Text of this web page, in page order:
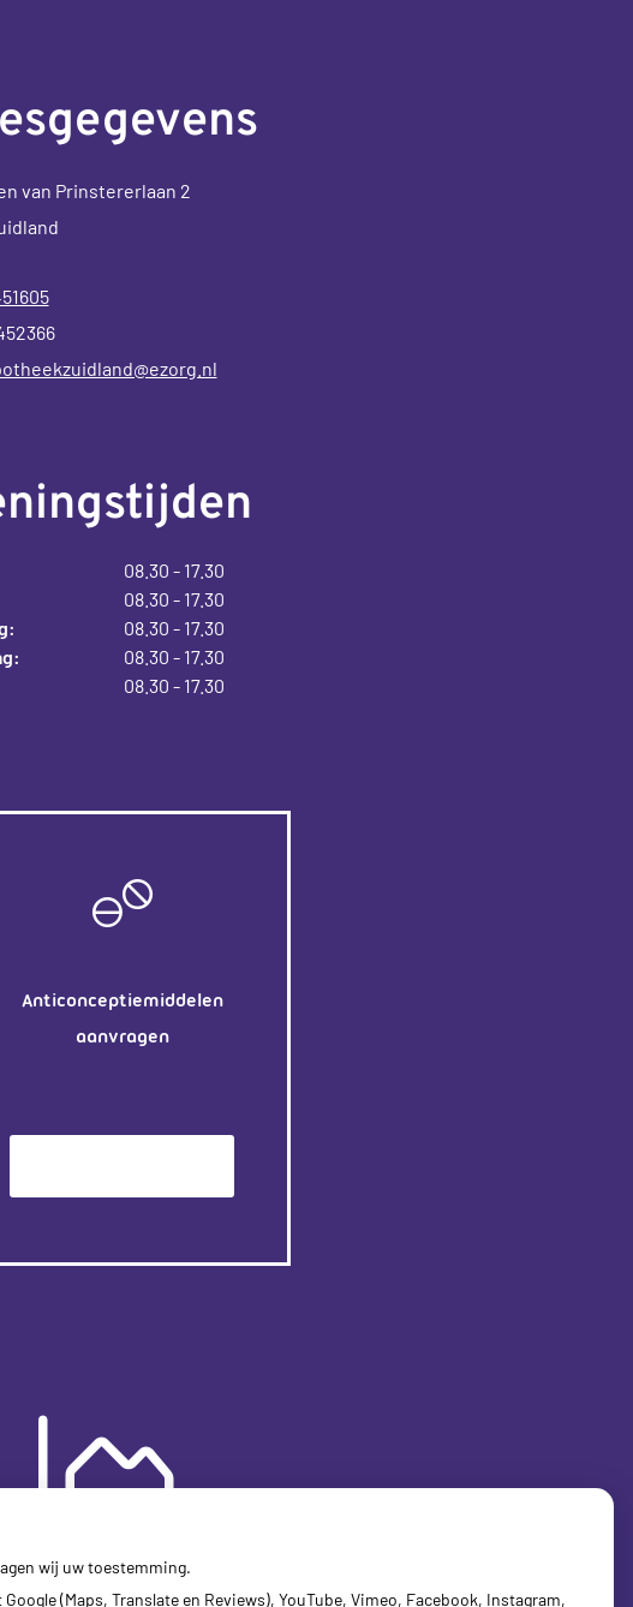
van Prinstererlaan 2
08.30 - 17.30
08.30 - 17.30
08.30 - 17.30
08.30 - 17.30
08.30 - 17.30
Anticonceptiemiddelen
aanvragen
wij uw toestemming.
(Maps, Translate en Reviews), YouTube, Vimeo, Facebook, Instagram,